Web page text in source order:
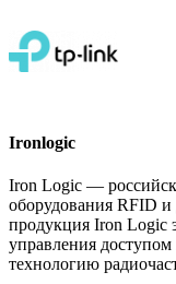
Ironlogic
Iron Logic —
оборудования RFID
продукция Iron Logic
управления
технологию